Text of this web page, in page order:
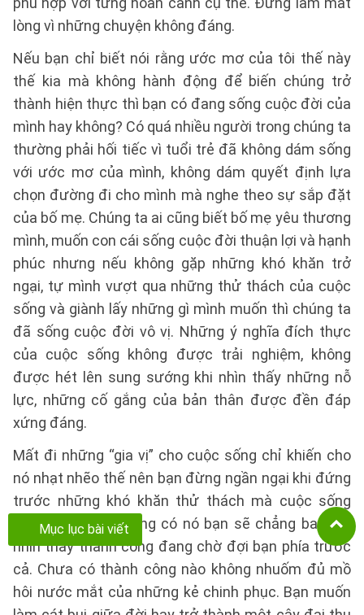
Mục lục bài viết
lòng vì những chuyện không đáng.
Nếu bạn chỉ biết nói rằng ước mơ của tôi thế này
thế kia mà không hành động để biến chúng trở
thành hiện thực thì bạn có đang sống cuộc đời của
mình hay không? Có quá nhiều người trong chúng ta
thường phải hối tiếc vì tuổi trẻ đã không dám sống
với ước mơ của mình, không dám quyết định lựa
chọn đường đi cho mình mà nghe theo sự sắp đặt
của bố mẹ. Chúng ta ai cũng biết bố mẹ yêu thương
mình, muốn con cái sống cuộc đời thuận lợi và hạnh
phúc nhưng nếu không gặp những khó khăn trở
ngại, tự mình vượt qua những thử thách của cuộc
sống và giành lấy những gì mình muốn thì chúng ta
đã sống cuộc đời vô vị. Những ý nghĩa đích thực
của cuộc sống không được trải nghiệm, không
được hét lên sung sướng khi nhìn thấy những nỗ
lực, những cố gắng của bản thân được đền đáp
xứng đáng.
Mất đi những “gia vị” cho cuộc sống chỉ khiến cho
nó nhạt nhẽo thế nên bạn đừng ngần ngại khi đứng
trước những khó khăn thử thách mà cuộc sống
đem đến. Nếu không có nó bạn sẽ chẳng bao giờ
nhìn thấy thành công đang chờ đợi bạn phía trước
cả. Chưa có thành công nào không nhuốm đủ mồ
hôi nước mắt của những kẻ chinh phục. Bạn muốn